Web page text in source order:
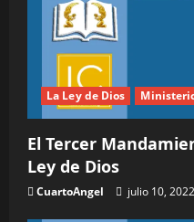
La Ley de Dios
El Tercer
Ley de Dios
CuartoAngel julio 10, 2022